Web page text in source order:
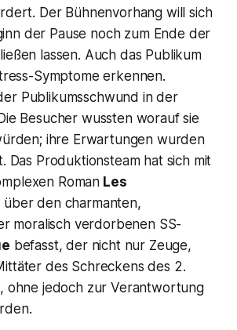
Der Bühnenvorhang will sich
der Pause noch zum Ende der
lassen. Auch das Publikum
Symptome erkennen.
Publikumsschwund in der
Besucher wussten worauf sie
ihre Erwartungen wurden
Das Produktionsteam hat sich mit
Roman Les
über den charmanten,
moralisch verdorbenen SS-
befasst, der nicht nur Zeuge,
des Schreckens des 2.
ohne jedoch zur Verantwortung